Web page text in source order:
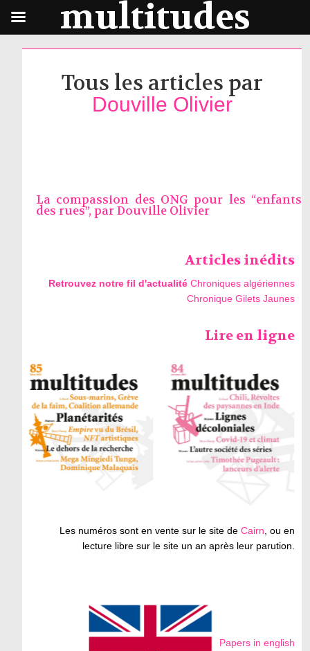
Tous les articles par
Douville Olivier
La compassion des ONG pour les “enfants
des rues”, parDouville Olivier
Articles inédits
Retrouvez notre fil d'actualité Chroniques algériennes
Chronique Gilets Jaunes
Lire en ligne
Les numéros sont en vente sur le site deCairn, ou en
lecture libre sur le site un an après leur parution.
Papers in english
multitudes